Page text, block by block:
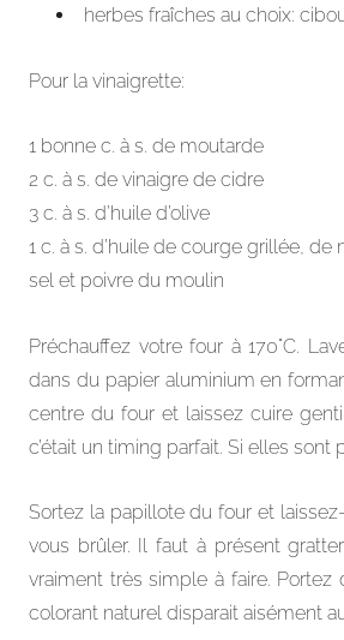
herbes fraîches au choix:
Pour la vinaigrette:
1 bonne c. à s. de moutarde
2 c. à s. de vinaigre de cidre
3 c. à s. d’huile d’olive
1 c. à s. d’huile de courge grillée, de
sel et poivre du moulin
Préchauffez votre four à 170°C.
dans du papier aluminium en
centre du four et laissez cuire
c’était un timing parfait. Si elles
Sortez la papillote du four et
vous brûler. Il faut à présent
vraiment très simple à faire.
colorant naturel disparait aisément